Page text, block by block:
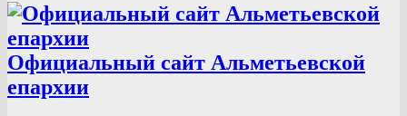
Официальный сайт Альметьевской
епархии